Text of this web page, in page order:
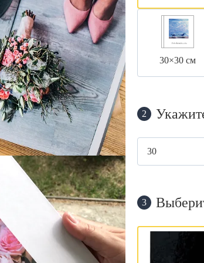
30×30 см
2
3